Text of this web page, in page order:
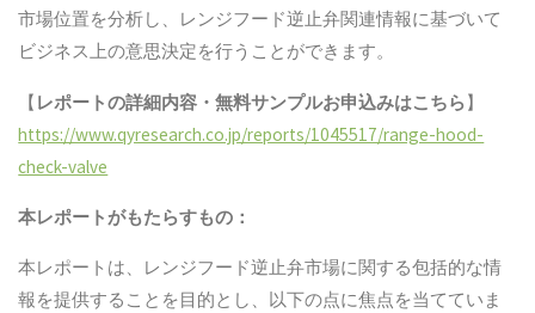
市場位置を分析し、レンジフード逆止弁関連情報に基づいて
ビジネス上の意思決定を行うことができます。
【 レポートの詳細内容・無料サンプルお申込みはこちら】
https://www.qyresearch.co.jp/reports/1045517/range-hood-
check-valve
本レポートがもたらすもの：
本レポートは、レンジフード逆止弁市場に関する包括的な情
報を提供することを目的とし、以下の点に焦点を当てていま